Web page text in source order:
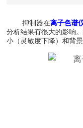
抑制器在离子色谱
分析结果有很大的影响
小（灵敏度下降）和背景